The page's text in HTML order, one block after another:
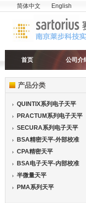
简体中文 English
首页 公司介
产品分类
QUINTIX系列电子天平
PRACTUM系列电子天平
SECURA系列电子天平
BSA精密天平-外部校准
CPA精密天平
BSA电子天平-内部校准
半微量天平
PMA系列天平